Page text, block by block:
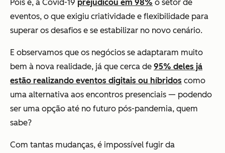
Pois é, a Covid-19 prejudicou em 98% o setor de
eventos, o que exigiu criatividade e flexibilidade para
superar os desafios e se estabilizar no novo cenário.
E observamos que os negócios se adaptaram muito
bem à nova realidade, já que cerca de 95% deles já
estão realizando eventos digitais ou híbridos como
uma alternativa aos encontros presenciais — podendo
ser uma opção até no futuro pós-pandemia, quem
sabe?
Com tantas mudanças, é impossível fugir da